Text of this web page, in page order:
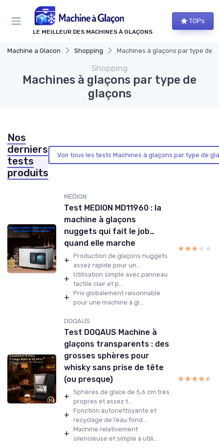
LE MEILLEUR DES MACHINES À GLAÇONS
TOPs
Machine a Glacon Shopping Machines à glaçons par type de
Shopping
Machines à glaçons par type de
glaçons
Nos
derniers
tests
produits
Voir tous les tests Machines à glaçons par type de
MEDION
Test MEDION MD11960 : la
machine à glaçons
nuggets qui fait le job…
quand elle marche
+ Production de glaçons nuggets
assez rapide pour un...
+ Utilisation simple avec panneau
tactile clair et p...
+ Prix globalement raisonnable
pour une machine à gl...
★★★★★
★★★★★
DOQAUS
Test DOQAUS Machine à
glaçons transparents : des
grosses sphères pour
whisky sans prise de tête
(ou presque)
+ Sphères de glace de 5,6 cm très
propres et assez t...
+ Fonction autonettoyante et
recyclage de l’eau fond...
+ Machine relativement
silencieuse et simple à utili...
★★★★★
★★★★★
Panneau de gestion des cookies